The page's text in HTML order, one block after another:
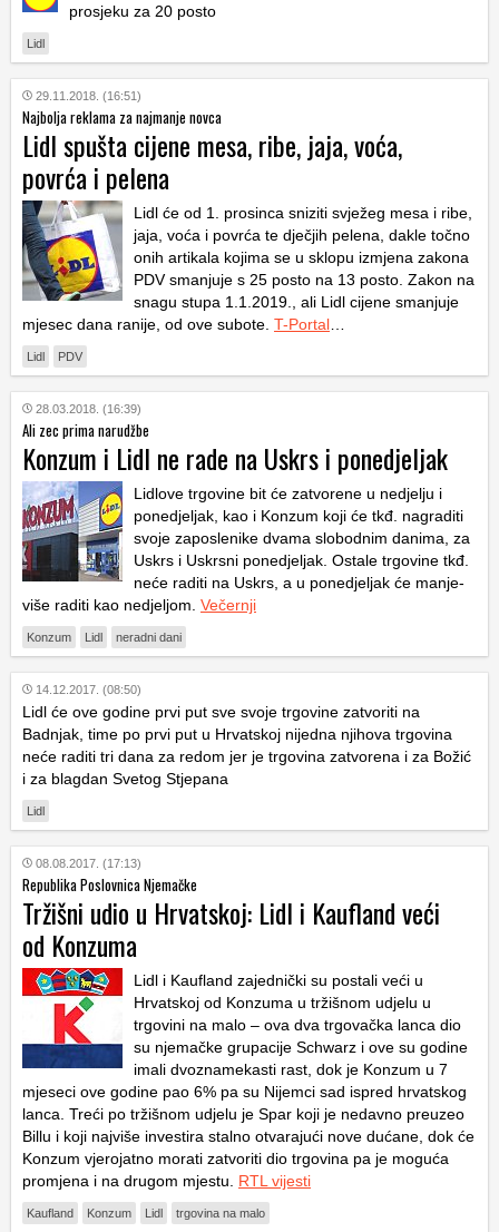
prosjeku za 20 posto
Lidl
29.11.2018. (16:51)
Najbolja reklama za najmanje novca
Lidl spušta cijene mesa, ribe, jaja, voća,
povrća i pelena
Lidl će od 1. prosinca sniziti svježeg mesa i ribe,
jaja, voća i povrća te dječjih pelena, dakle točno
onih artikala kojima se u sklopu izmjena zakona
PDV smanjuje s 25 posto na 13 posto. Zakon na
snagu stupa 1.1.2019., ali Lidl cijene smanjuje
mjesec dana ranije, od ove subote. T-Portal
Lidl PDV
28.03.2018. (16:39)
Ali zec prima narudžbe
Konzum i Lidl ne rade na Uskrs i ponedjeljak
Lidlove trgovine bit će zatvorene u nedjelju i
ponedjeljak, kao i Konzum koji će tkđ. nagraditi
svoje zaposlenike dvama slobodnim danima, za
Uskrs i Uskrsni ponedjeljak. Ostale trgovine tkđ.
neće raditi na Uskrs, a u ponedjeljak će manje-
više raditi kao nedjeljom. Večernji
Konzum Lidl neradni dani
14.12.2017. (08:50)
Lidl će ove godine prvi put sve svoje trgovine zatvoriti na
Badnjak, time po prvi put u Hrvatskoj nijedna njihova trgovina
neće raditi tri dana za redom jer je trgovina zatvorena i za Božić
i za blagdan Svetog Stjepana
Lidl
08.08.2017. (17:13)
Republika Poslovnica Njemačke
Tržišni udio u Hrvatskoj: Lidl i Kaufland veći
od Konzuma
Lidl i Kaufland zajednički su postali veći u
Hrvatskoj od Konzuma u tržišnom udjelu u
trgovini na malo – ova dva trgovačka lanca dio
su njemačke grupacije Schwarz i ove su godine
imali dvoznamekasti rast, dok je Konzum u 7
mjeseci ove godine pao 6% pa su Nijemci sad ispred hrvatskog
lanca. Treći po tržišnom udjelu je Spar koji je nedavno preuzeo
Billu i koji najviše investira stalno otvarajući nove dućane, dok će
Konzum vjerojatno morati zatvoriti dio trgovina pa je moguća
promjena i na drugom mjestu. RTL vijesti
Kaufland Konzum Lidl trgovina na malo